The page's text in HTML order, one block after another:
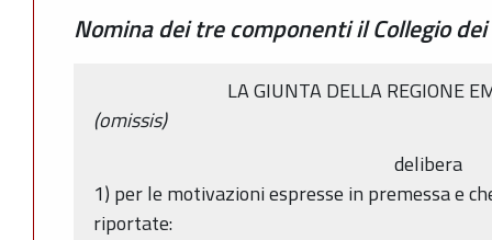
Nomina dei tre componenti il Collegio dei
LA GIUNTA DELLA REGIONE
(omissis)
delibera
1) per le motivazioni espresse in premessa e
riportate: